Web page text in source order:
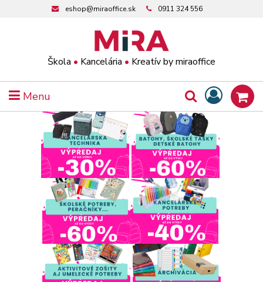
Škola • Kancelária • Kreatív by miraoffice
eshop@miraoffice.sk 0911 324 556
Menu